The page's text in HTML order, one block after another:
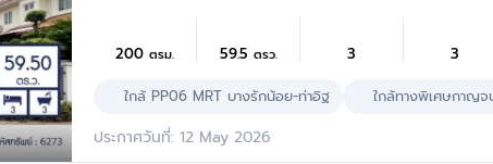
ลล์ บนเนื้อที่ 59.5 ตร.ว. พื้นที่ใช้สอย 200
ตร.ม. 3 ห้องนอน 3 ห้องน้ำ จอดรถได้ 2 คัน
200ตรม. 59.5 ตรว. 3 3
ใกล้ PP06 MRT บางรักน้อย-ท่าอิฐ ใกล้ทางพิเศษกาญจ
ประกาศวันที่: 12 May 2026